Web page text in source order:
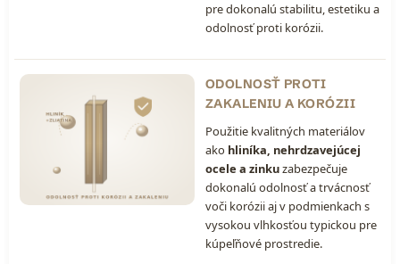
pre dokonalú stabilitu, estetiku a
odolnosť proti korózii.
ODOLNOSŤ PROTI
ZAKALENIU A KORÓZII
Použitie kvalitných materiálov
ako hliníka, nehrdzavejúcej
ocele a zinkuzabezpečuje
dokonalú odolnosť a trvácnosť
voči korózii aj v podmienkach s
vysokou vlhkosťou typickou pre
kúpeľňové prostredie.